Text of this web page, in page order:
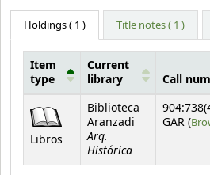
Holdings( 1 ) Title notes ( 1 )
Holdings
Item
type
Current
library
Call
Libros
Biblioteca
Aranzadi
Arq.
Histórica
GAR (